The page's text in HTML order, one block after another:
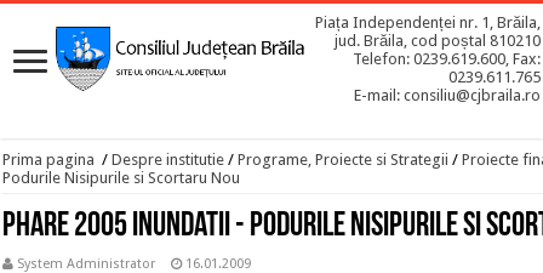
Piața Independenței nr. 1, Brăila,
jud. Brăila, cod poștal 810210
Telefon: 0239.619.600, Fax:
0239.611.765
E-mail: consiliu@cjbraila.ro
Prima pagina / Despre institutie / Programe, Proiecte si Strategii / Proiecte
Podurile Nisipurile si Scortaru Nou
Phare 2005 Inundatii - Podurile Nisipurile si
System Administrator 16.01.2009